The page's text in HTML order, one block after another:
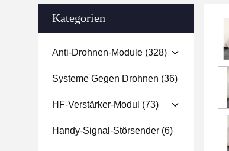
Kategorien
Anti-Drohnen-Module (328)
Systeme Gegen Drohnen (36)
HF-Verstärker-Modul (73)
Handy-Signal-Störsender (6)